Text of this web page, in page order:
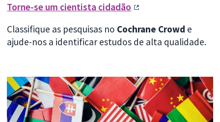
Torne-se um cientista cidadão
Classifique as pesquisas no Cochrane Crowd e
ajude-nos a identificar estudos de alta qualidade.